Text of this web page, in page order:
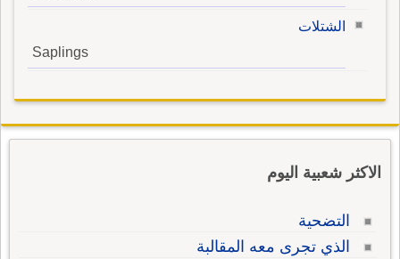
الشتلات
Saplings
الاكثر شعبية اليوم
التضحية
الذي تجرى معه المقالبة